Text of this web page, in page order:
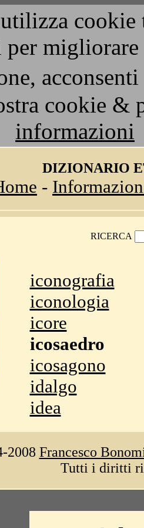
per
cookie &
informazioni
DIZIONARIO
-
RICERCA
iconografia
iconologia
icore
icosaedro
icosagono
idalgo
idea
2008 Francesco
Tutti i diritti